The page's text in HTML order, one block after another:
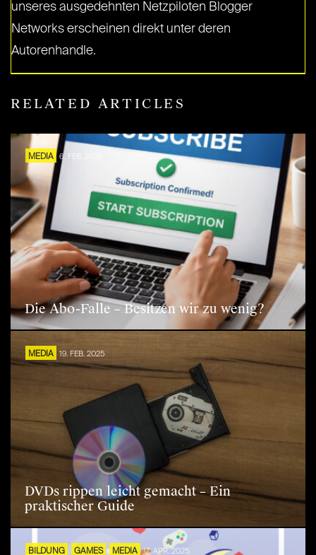
unseres ausgedehnten Netzpiloten Blogger
Networks erscheinen direkt unter deren
Autorenhandle.
RELATED ARTICLES
MEDIA 6. FEB. 2026
Die Abo-Falle – Besitzen wir zu wenig?
MEDIA 19. FEB. 2025
DVDs rippen leicht gemacht – Ein
praktischer Guide
BILDUNG GAMES MEDIA 17. APR. 2025